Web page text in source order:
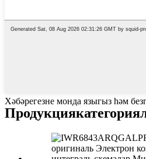
Хәбәрегезне монда языгыз һәм
Продукция